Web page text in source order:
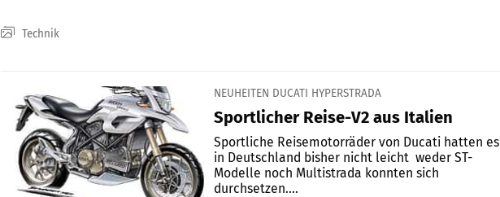
Technik
NEUHEITEN DUCATI HYPERSTRADA
Sportlicher Reise-V2 aus Italien
Sportliche Reisemotorräder von Ducati hatten es
in Deutschland bisher nicht leicht  weder ST-
Modelle noch Multistrada konnten sich
durchsetzen....